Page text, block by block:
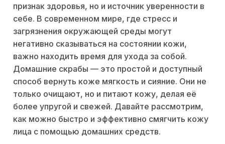
признак здоровья, но и источник уверенности в
себе. В современном мире, где стресс и
загрязнения окружающей среды могут
негативно сказываться на состоянии кожи,
важно находить время для ухода за собой.
Домашние скрабы — это простой и доступный
способ вернуть коже мягкость и сияние. Они не
только очищают, но и питают кожу, делая её
более упругой и свежей. Давайте рассмотрим,
как можно быстро и эффективно смягчить кожу
лица с помощью домашних средств.